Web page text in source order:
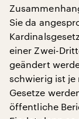
Sie da
einer Zwei-
geändert
schwierig ist je
Gesetze
öffentliche